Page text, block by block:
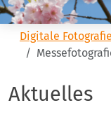
Digitale
Aktuelles